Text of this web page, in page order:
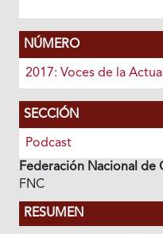
NÚMERO
2017: Voces de la
SECCIÓN
Podcast
Federación Nacional de
FNC
RESUMEN